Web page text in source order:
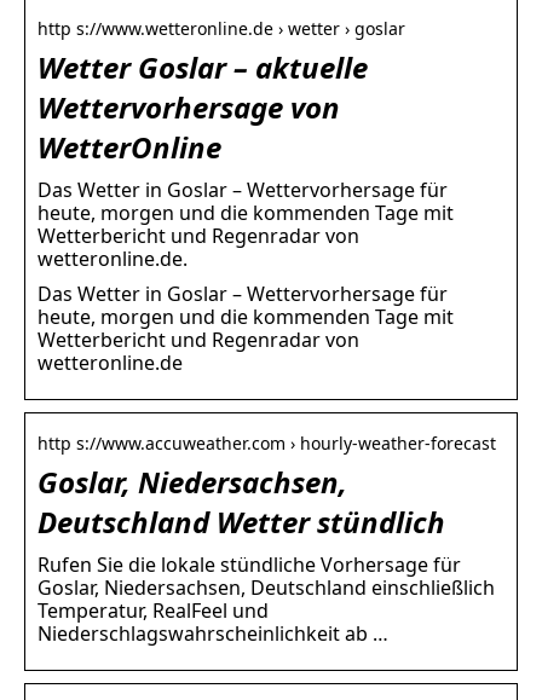
http s://www.wetteronline.de › wetter › goslar
Wetter Goslar – aktuelle
Wettervorhersage von
WetterOnline
Das Wetter in Goslar – Wettervorhersage für
heute, morgen und die kommenden Tage mit
Wetterbericht und Regenradar von
wetteronline.de.
Das Wetter in Goslar – Wettervorhersage für
heute, morgen und die kommenden Tage mit
Wetterbericht und Regenradar von
wetteronline.de
http s://www.accuweather.com › hourly-weather-forecast
Goslar, Niedersachsen,
Deutschland Wetter stündlich
Rufen Sie die lokale stündliche Vorhersage für
Goslar, Niedersachsen, Deutschland einschließlich
Temperatur, RealFeel und
Niederschlagswahrscheinlichkeit ab …